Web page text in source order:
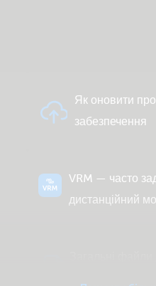
Як оновити
забезпечення
VRM — часто
дистанційний